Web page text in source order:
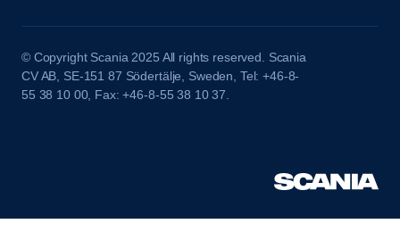
© Copyright Scania 2025 All rights reserved. Scania
CV AB, SE-151 87 Södertälje, Sweden, Tel: +46-8-
55 38 10 00, Fax: +46-8-55 38 10 37.